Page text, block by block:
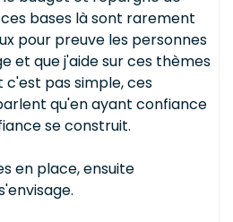
bases là sont rarement
pour preuve les personnes
et que j'aide sur ces thèmes
c'est pas simple, ces
qu'en ayant confiance
se construit.
en place, ensuite